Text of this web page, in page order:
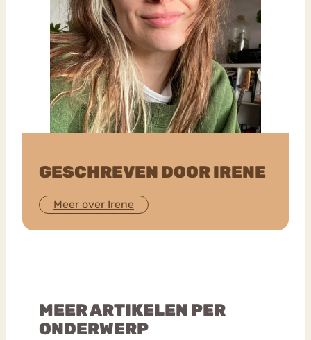
GESCHREVEN DOOR IRENE
Meer over Irene
MEER ARTIKELEN PER
ONDERWERP